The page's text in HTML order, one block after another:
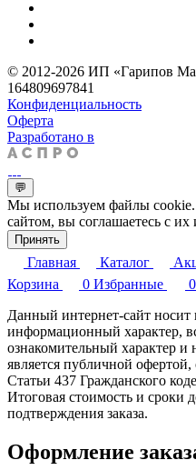
© 2012-2026 ИП «Гарипов
164809697841
Конфиденциальность
Оферта
Разработано в
💬
Мы используем файлы cookie.
сайтом, вы соглашаетесь с их
Принять
Главная Каталог
Корзина
0 Избранные 0
Данный интернет-сайт носит
информационный характер,
ознакомительный характер и
является публичной
Статьи 437 Гражданского
Итоговая стоимость и сроки
подтверждения заказа.
Оформление